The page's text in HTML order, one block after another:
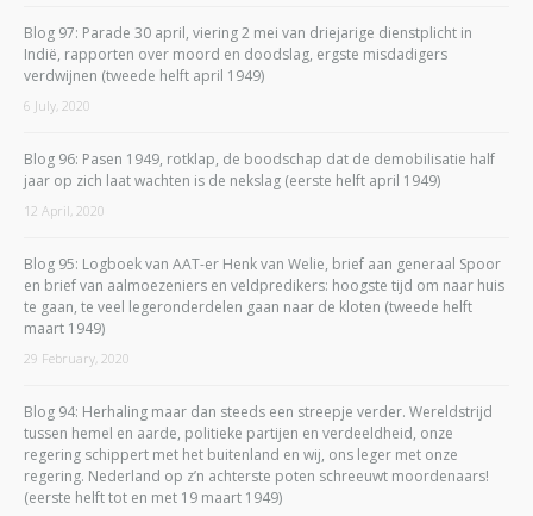
Blog 97: Parade 30 april, viering 2 mei van driejarige dienstplicht in
Indië, rapporten over moord en doodslag, ergste misdadigers
verdwijnen (tweede helft april 1949)
6 July, 2020
Blog 96: Pasen 1949, rotklap, de boodschap dat de demobilisatie half
jaar op zich laat wachten is de nekslag (eerste helft april 1949)
12 April, 2020
Blog 95: Logboek van AAT-er Henk van Welie, brief aan generaal Spoor
en brief van aalmoezeniers en veldpredikers: hoogste tijd om naar huis
te gaan, te veel legeronderdelen gaan naar de kloten (tweede helft
maart 1949)
29 February, 2020
Blog 94: Herhaling maar dan steeds een streepje verder. Wereldstrijd
tussen hemel en aarde, politieke partijen en verdeeldheid, onze
regering schippert met het buitenland en wij, ons leger met onze
regering. Nederland op z’n achterste poten schreeuwt moordenaars!
(eerste helft tot en met 19 maart 1949)